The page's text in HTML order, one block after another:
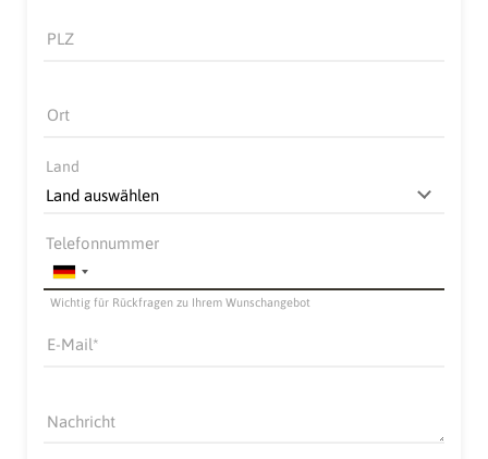
PLZ
Ort
Land
Wichtig für Rückfragen zu Ihrem Wunschangebot
Telefonnummer
E-Mail
Nachricht